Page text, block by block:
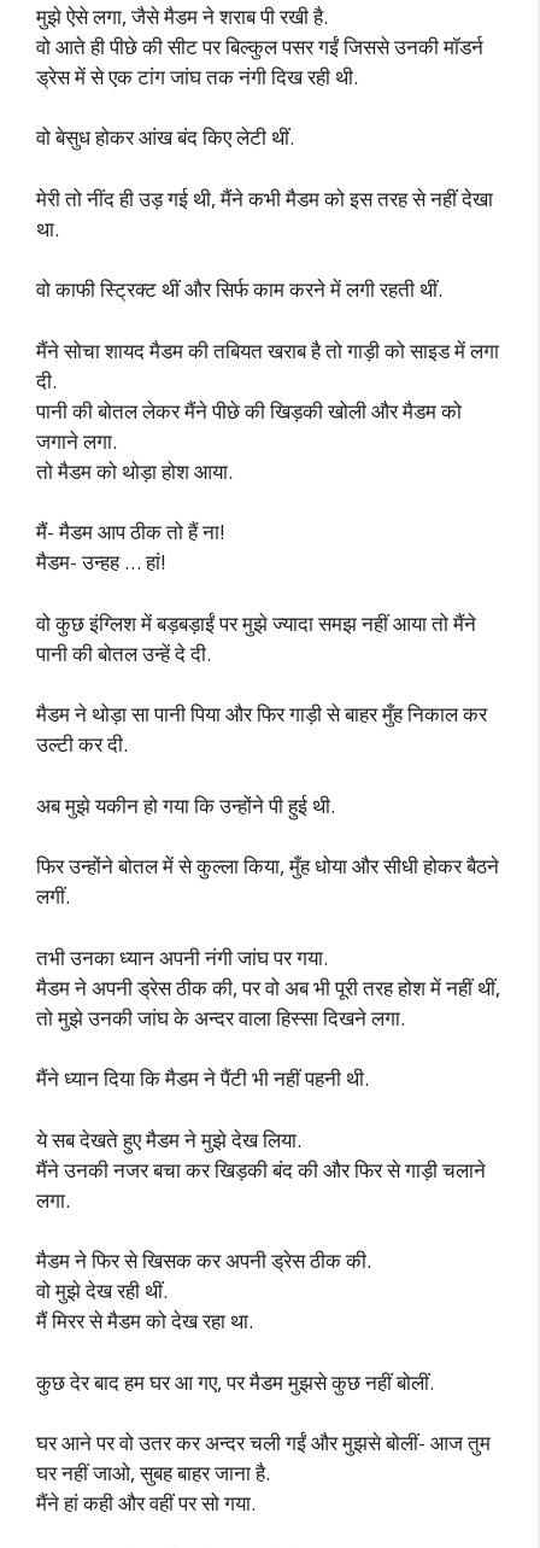
मुझे ऐसे लगा, जैसे मैडम ने शराब पी रखी है.
वो आते ही पीछे की सीट पर बिल्कुल पसर गईं जिससे उनकी मॉडर्न
ड्रेस में से एक टांग जांघ तक नंगी दिख रही थी.
वो बेसुध होकर आंख बंद किए लेटी थीं.
मेरी तो नींद ही उड़ गई थी, मैंने कभी मैडम को इस तरह से नहीं देखा
था.
वो काफी स्ट्रिक्ट थीं और सिर्फ काम करने में लगी रहती थीं.
मैंने सोचा शायद मैडम की तबियत खराब है तो गाड़ी को साइड में लगा
दी.
पानी की बोतल लेकर मैंने पीछे की खिड़की खोली और मैडम को
जगाने लगा.
तो मैडम को थोड़ा होश आया.
मैं- मैडम आप ठीक तो हैं ना!
मैडम- उन्हह … हां!
वो कुछ इंग्लिश में बड़बड़ाईं पर मुझे ज्यादा समझ नहीं आया तो मैंने
पानी की बोतल उन्हें दे दी.
मैडम ने थोड़ा सा पानी पिया और फिर गाड़ी से बाहर मुँह निकाल कर
उल्टी कर दी.
अब मुझे यकीन हो गया कि उन्होंने पी हुई थी.
फिर उन्होंने बोतल में से कुल्ला किया, मुँह धोया और सीधी होकर बैठने
लगीं.
तभी उनका ध्यान अपनी नंगी जांघ पर गया.
मैडम ने अपनी ड्रेस ठीक की, पर वो अब भी पूरी तरह होश में नहीं थीं,
तो मुझे उनकी जांघ के अन्दर वाला हिस्सा दिखने लगा.
मैंने ध्यान दिया कि मैडम ने पैंटी भी नहीं पहनी थी.
ये सब देखते हुए मैडम ने मुझे देख लिया.
मैंने उनकी नजर बचा कर खिड़की बंद की और फिर से गाड़ी चलाने
लगा.
मैडम ने फिर से खिसक कर अपनी ड्रेस ठीक की.
वो मुझे देख रही थीं.
मैं मिरर से मैडम को देख रहा था.
कुछ देर बाद हम घर आ गए, पर मैडम मुझसे कुछ नहीं बोलीं.
घर आने पर वो उतर कर अन्दर चली गईं और मुझसे बोलीं- आज तुम
घर नहीं जाओ, सुबह बाहर जाना है.
मैंने हां कही और वहीं पर सो गया.